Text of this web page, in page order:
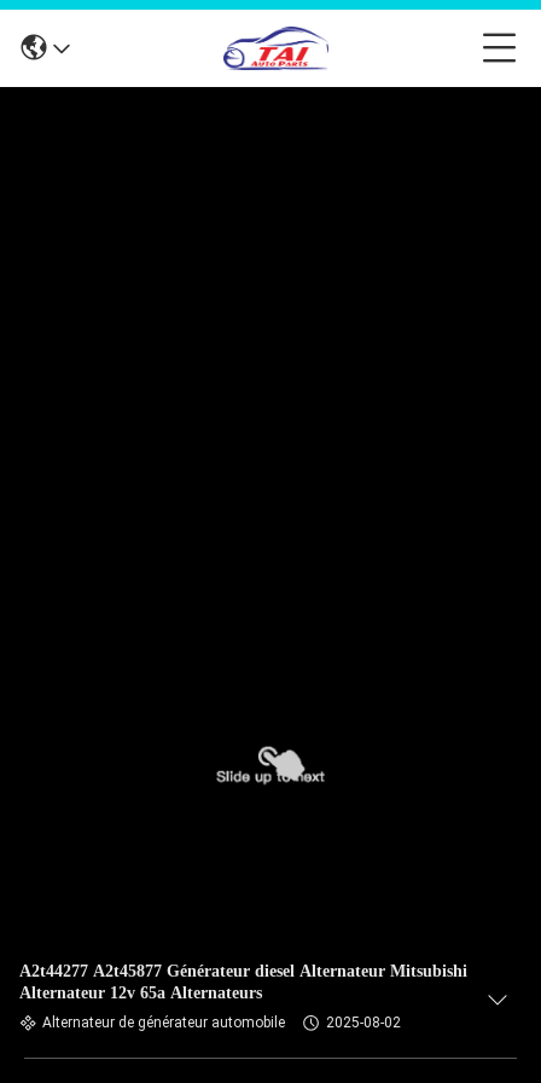
A2t44277 A2t45877 Générateur diesel Alternateur Mitsubishi
Alternateur 12v 65a Alternateurs
Alternateur de générateur automobile 2025-08-02